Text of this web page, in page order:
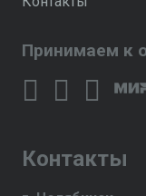
Принимаем к
Контакты